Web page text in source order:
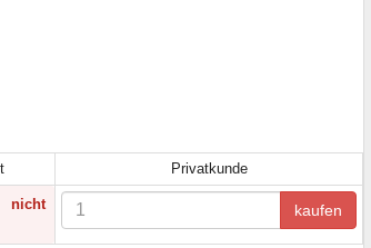
Privatkunde
kaufen